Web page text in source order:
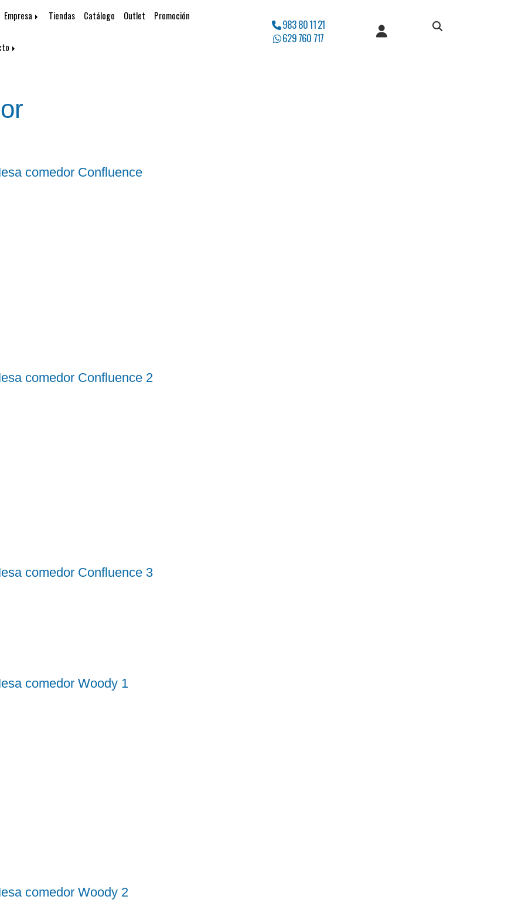
Empresa Tiendas Catálogo Outlet Promoción
983 80 11 21
629 760 717
comedor Confluence
comedor Confluence 2
comedor Confluence 3
comedor Woody 1
comedor Woody 2